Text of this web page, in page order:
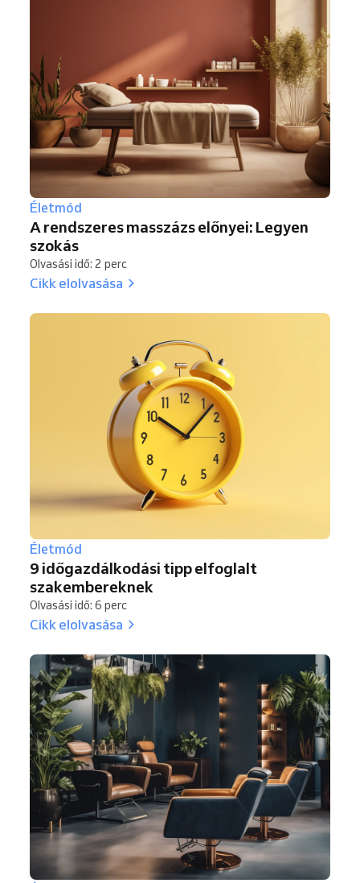
Életmód
A rendszeres masszázs előnyei: Legyen
szokás
Olvasási idő: 2 perc
Cikk elolvasása
Életmód
9 időgazdálkodási tipp elfoglalt
szakembereknek
Olvasási idő: 6 perc
Cikk elolvasása